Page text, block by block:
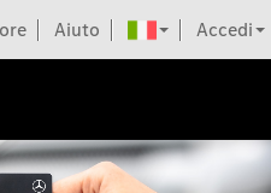
Aiuto Accedi